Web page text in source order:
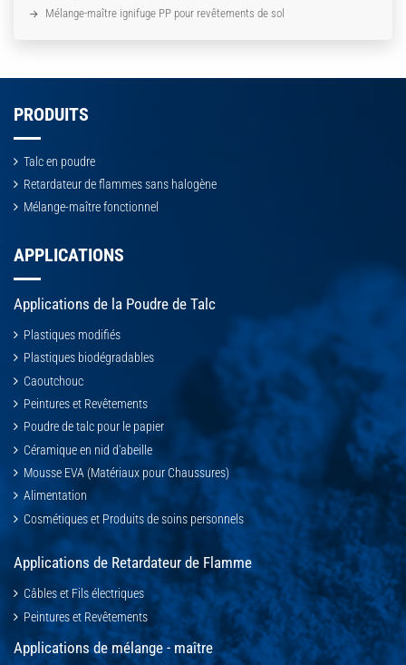
Mélange-maître ignifuge PP pour revêtements de sol
PRODUITS
Talc en poudre
Retardateur de flammes sans halogène
Mélange-maître fonctionnel
APPLICATIONS
Applications de la Poudre de Talc
Plastiques modifiés
Plastiques biodégradables
Caoutchouc
Peintures et Revêtements
Poudre de talc pour le papier
Céramique en nid d'abeille
Mousse EVA (Matériaux pour Chaussures)
Alimentation
Cosmétiques et Produits de soins personnels
Applications de Retardateur de Flamme
Câbles et Fils électriques
Peintures et Revêtements
Applications de mélange - maître